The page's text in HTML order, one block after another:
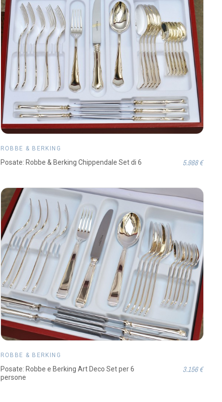
ROBBE & BERKING
Posate: Robbe & Berking Chippendale Set di 6 5.988 €
ROBBE & BERKING
Posate: Robbe e Berking Art Deco Set per 6
persone
3.156 €